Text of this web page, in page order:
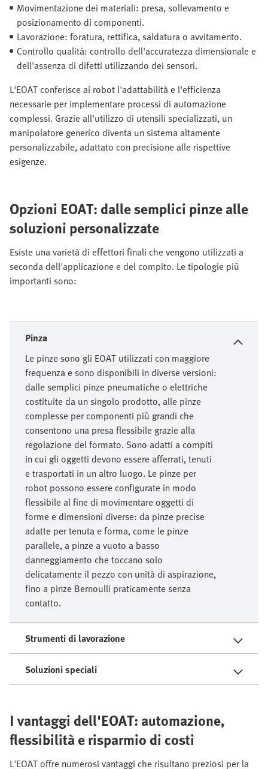
Movimentazione dei materiali: presa, sollevamento e
posizionamento di componenti.
Lavorazione: foratura, rettifica, saldatura o avvitamento.
Controllo qualità: controllo dell'accuratezza dimensionale e
dell'assenza di difetti utilizzando dei sensori.
L'EOAT conferisce ai robot l'adattabilità e l'efficienza
necessarie per implementare processi di automazione
complessi. Grazie all'utilizzo di utensili specializzati, un
manipolatore generico diventa un sistema altamente
personalizzabile, adattato con precisione alle rispettive
esigenze.
Opzioni EOAT: dalle semplici pinze alle
soluzioni personalizzate
Esiste una varietà di effettori finali che vengono utilizzati a
seconda dell'applicazione e del compito. Le tipologie più
importanti sono:
Pinza
Le pinze sono gli EOAT utilizzati con maggiore
frequenza e sono disponibili in diverse versioni:
dalle semplici pinze pneumatiche o elettriche
costituite da un singolo prodotto, alle pinze
complesse per componenti più grandi che
consentono una presa flessibile grazie alla
regolazione del formato. Sono adatti a compiti
in cui gli oggetti devono essere afferrati, tenuti
e trasportati in un altro luogo. Le pinze per
robot possono essere configurate in modo
flessibile al fine di movimentare oggetti di
forme e dimensioni diverse: da pinze precise
adatte per tenuta e forma, come le pinze
parallele, a pinze a vuoto a basso
danneggiamento che toccano solo
delicatamente il pezzo con unità di aspirazione,
fino a pinze Bernoulli praticamente senza
contatto.
Strumenti di lavorazione
Soluzioni speciali
I vantaggi dell'EOAT: automazione,
flessibilità e risparmio di costi
L'EOAT offre numerosi vantaggi che risultano preziosi per la